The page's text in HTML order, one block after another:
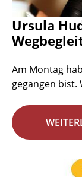
Ursula
Am Montag
gegangen bist.